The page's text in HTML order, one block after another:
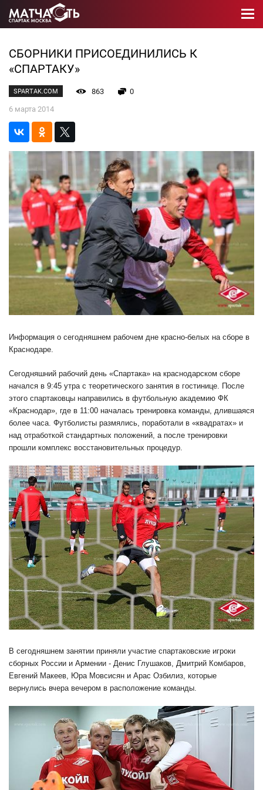
СБОРНИКИ ПРИСОЕДИНИЛИСЬ К
«СПАРТАКУ»
SPARTAK.COM 863
0
6 марта 2014
Информация о сегодняшнем рабочем дне красно-белых на сборе в
Краснодаре.
Сегодняшний рабочий день «Спартака» на краснодарском сборе
начался в 9:45 утра с теоретического занятия в гостинице. После
этого спартаковцы направились в футбольную академию ФК
«Краснодар», где в 11:00 началась тренировка команды, длившаяся
более часа. Футболисты размялись, поработали в «квадратах» и
над отработкой стандартных положений, а после тренировки
прошли комплекс восстановительных процедур.
В сегодняшнем занятии приняли участие спартаковские игроки
сборных России и Армении - Денис Глушаков, Дмитрий Комбаров,
Евгений Макеев, Юра Мовсисян и Арас Озбилиз, которые
вернулись вчера вечером в расположение команды.